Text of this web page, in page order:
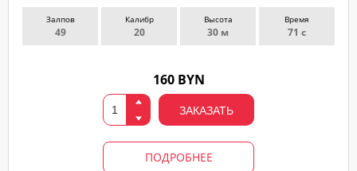
Залпов
49
Калибр
20
Высота
30 м
Время
71 с
160 BYN
ЗАКАЗАТЬ
ПОДРОБНЕЕ